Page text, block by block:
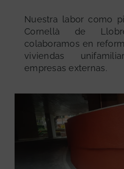
Nuestra labor como
Cornellà de
colaboramos en
viviendas
empresas externas.